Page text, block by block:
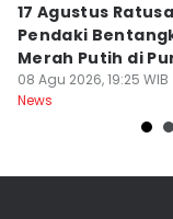
17 Agustus
Pendaki
Merah Putih di
Dempo
08 Agu 2026, 19:25 WIB
News